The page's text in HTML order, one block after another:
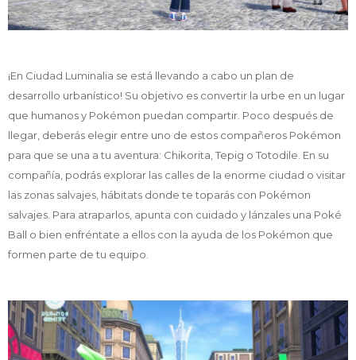
¡En Ciudad Luminalia se está llevando a cabo un plan de
desarrollo urbanístico! Su objetivo es convertir la urbe en un lugar
que humanos y Pokémon puedan compartir. Poco después de
llegar, deberás elegir entre uno de estos compañeros Pokémon
para que se una a tu aventura: Chikorita, Tepig o Totodile. En su
compañía, podrás explorar las calles de la enorme ciudad o visitar
las zonas salvajes, hábitats donde te toparás con Pokémon
salvajes. Para atraparlos, apunta con cuidado y lánzales una Poké
Ball o bien enfréntate a ellos con la ayuda de los Pokémon que
formen parte de tu equipo.